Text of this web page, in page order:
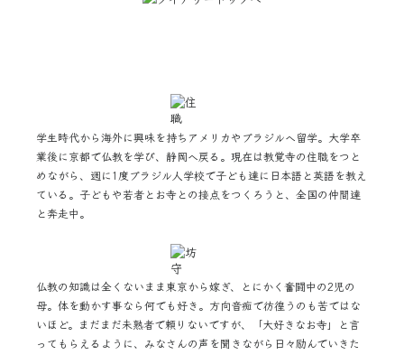
学生時代から海外に興味を持ちアメリカやブラジルへ留学。大学卒
業後に京都で仏教を学び、静岡へ戻る。現在は教覚寺の住職をつと
めながら、週に1度ブラジル人学校で子ども達に日本語と英語を教え
ている。子どもや若者とお寺との接点をつくろうと、全国の仲間達
と奔走中。
仏教の知識は全くないまま東京から嫁ぎ、とにかく奮闘中の2児の
母。体を動かす事なら何でも好き。方向音痴で彷徨うのも苦ではな
いほど。まだまだ未熟者で頼りないですが、「大好きなお寺」と言
ってもらえるように、みなさんの声を聞きながら日々励んでいきた